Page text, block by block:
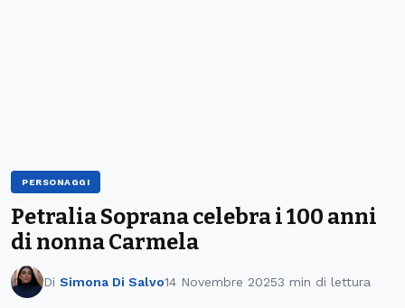
PERSONAGGI
Petralia Soprana celebra i 100 anni
di nonna Carmela
Di Simona Di Salvo14 Novembre 20253 min di lettura